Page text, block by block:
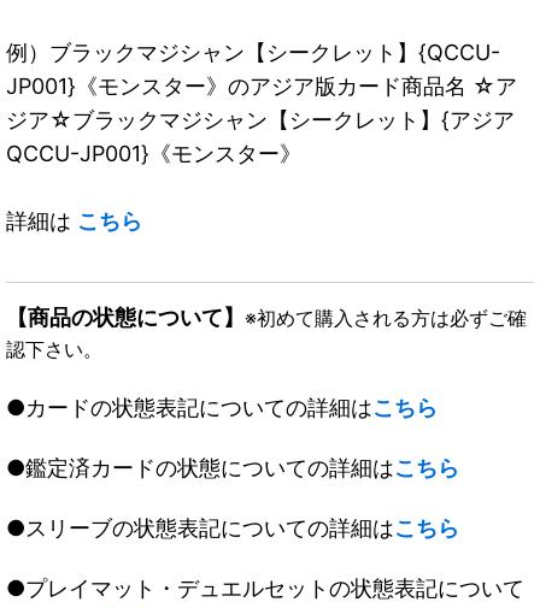
例）ブラックマジシャン【シークレット】{QCCU-
JP001}《モンスター》のアジア版カード商品名 ☆ア
ジア☆ブラックマジシャン【シークレット】{アジア
QCCU-JP001}《モンスター》
詳細は こちら
【商品の状態について】 ※初めて購入される方は必ずご確
認下さい。
●カードの状態表記についての詳細はこちら
●鑑定済カードの状態についての詳細はこちら
●スリーブの状態表記についての詳細はこちら
●プレイマット・デュエルセットの状態表記について